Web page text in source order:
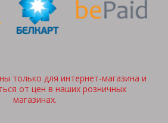
только для интернет-магазина и
от цен в наших розничных
магазинах.